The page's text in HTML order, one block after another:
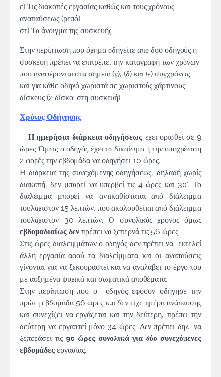
ε) Τις διακοπές εργασίας καθώς και τους χρόνους
αναπαύσεως (ρεπό).
στ) Το άνοιγμα της συσκευής.
Στην περίπτωση που όχημα οδηγείτε από δυο οδηγούς η
συσκευή πρέπει να επιτρέπει την καταγραφή των χρόνων
που αναφέρονται στα σημεία (γ), (δ) και (ε) συγχρόνως
και για κάθε οδηγό χωριστά σε χωριστούς χάρτινους
δίσκους (2 δίσκοι στη συσκευή).
Χρόνος Οδήγησης
Η ημερήσια διάρκεια οδηγήσεως έχει ορισθεί σε 9
ώρες. Όμως ο οδη­γός έχει το δικαίωμα ή την υποχρέωση
2 φορές την εβδομάδα να οδηγήσει 10 ώρες.
Η διάρκεια της συνεχόμενης οδηγήσεως, δηλαδή χωρίς
διακοπή, δεν μπορεί να υπερβεί τις 4 ώρες και 30′. Το
διάλειμμα μπορεί να αντικαθίσταται από διάλειμμα
τουλάχιστον 15 λεπτών, που ακολουθείται από διάλειμμα
τουλάχιστον 30 λεπτών. Ο συνολικός χρόνος όμως
εβδομαδιαίως δεν πρέπει να ξεπερνά τις 56 ώρες.
Στις ώρες διαλειμμάτων ο οδηγός δεν πρέπει να εκτελεί
άλλη εργασία αφού τα διαλείμματα και οι αναπαύσεις
γίνονται για να ξεκουραστεί και να αναλάβει το έργο του
με αυξημένα ψυχικά και σωματικά αποθέματα.
Στην περίπτωση που ο οδηγός εφόσον οδήγησε την
πρώτη εβδομάδα 56 ώρες και δεν είχε ημέρα ανάπαυσης
και συνεχίζει να εργάζεται και την δεύτερη, πρέπει την
δεύτερη να εργαστεί μόνο 34 ώρες. Δεν πρέπει δηλ. να
ξεπεράσει τις 90 ώρες συνολικά για δύο συνεχόμενες
εβδομάδες εργασίας.